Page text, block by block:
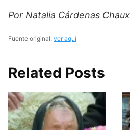
Por Natalia Cárdenas Chaux
Fuente original: ver aquí
Related Posts